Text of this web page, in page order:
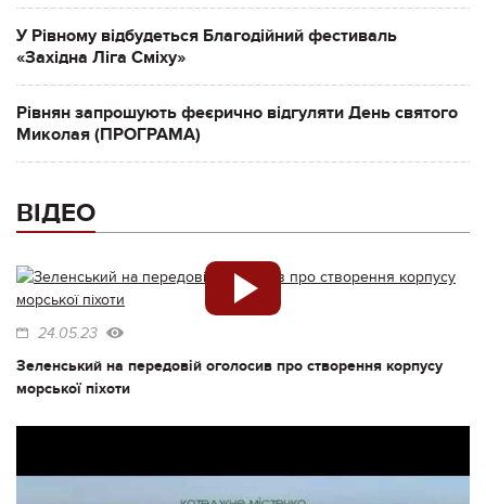
У Рівному відбудеться Благодійний фестиваль
«Західна Ліга Сміху»
Рівнян запрошують феєрично відгуляти День святого
Миколая (ПРОГРАМА)
ВІДЕО
24.05.23
Зеленський на передовій оголосив про створення корпусу
морської піхоти